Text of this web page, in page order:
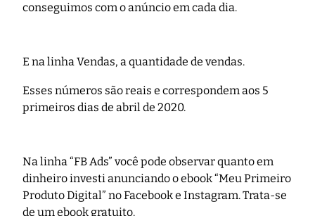
conseguimos com o anúncio em cada dia.
E na linha Vendas, a quantidade de vendas.
Esses números são reais e correspondem aos 5
primeiros dias de abril de 2020.
Na linha “FB Ads” você pode observar quanto em
dinheiro investi anunciando o ebook “Meu Primeiro
Produto Digital” no Facebook e Instagram. Trata-se
de um ebook gratuito.